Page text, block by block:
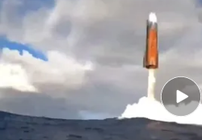
Amerizaje vertical y controlado de
despegar desde Texas una hora y seis
/ Vídeo: Noticias Cuatro
Europa Press Redacción digital
27 AGO 2025 - 15:57h. Actualizado a las
Los tres intentos